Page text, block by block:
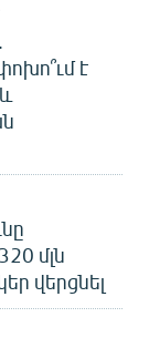
է
մլն
վերցնել